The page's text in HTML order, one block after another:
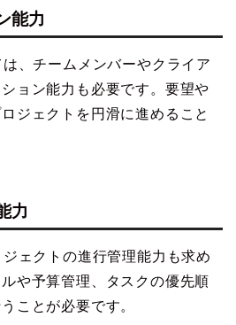
能力
、チームメンバーやクライア
ョン能力も必要です。要望や
ジェクトを円滑に進めること
力
ェクトの進行管理能力も求め
や予算管理、タスクの優先順
ことが必要です。